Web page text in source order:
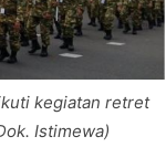
kegiatan retret
Istimewa)